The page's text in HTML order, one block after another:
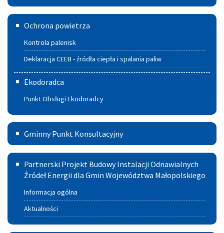
Mieszkanie
Deklaracja
CEEB
źródła
ciepła
i spalania
paliw
Ochrona powietrza
Kontrola palenisk
Deklaracja CEEB - źródła ciepła i spalania paliw
Ekodoradca
Punkt Obsługi Ekodoradcy
Gminny
Punkt
Konsultacyjny
Szczucinie
Gminny Punkt Konsultacyjny
Partnerski
Projekt
Budowy
Instalacji
Odnawialnych
Partnerski Projekt Budowy Instalacji Odnawialnych
Źródeł Energii dla Gmin Województwa Małopolskiego
Informacja ogólna
Aktualności